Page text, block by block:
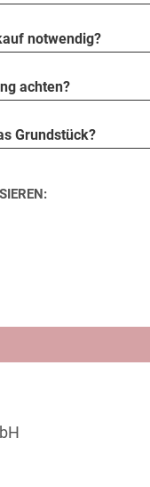
notwendig?
achten?
Grundstück?